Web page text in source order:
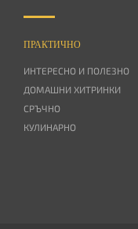
ПРАКТИЧНО
ИНТЕРЕСНО И ПОЛЕЗНО
ДОМАШНИ ХИТРИНКИ
СРЪЧНО
КУЛИНАРНО